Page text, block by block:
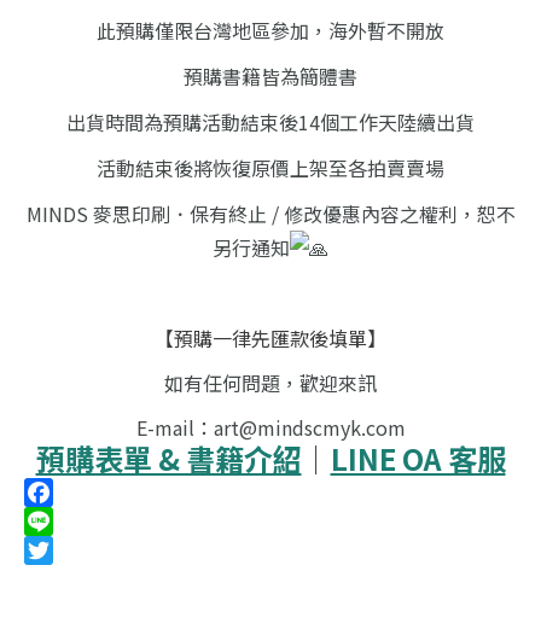
此預購僅限台灣地區參加，海外暫不開放
預購書籍皆為簡體書
出貨時間為預購活動結束後14個工作天陸續出貨
活動結束後將恢復原價上架至各拍賣賣場
MINDS 麥思印刷．保有終止 / 修改優惠內容之權利，恕不
另行通知
【預購一律先匯款後填單】
如有任何問題，歡迎來訊
E-mail：art@mindscmyk.com
預購表單 & 書籍介紹 ｜ LINE OA 客服
Facebook
Line